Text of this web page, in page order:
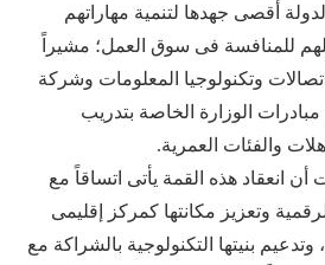
أقصى جهدها لتنمية مهاراتهم
للمنافسة فى سوق العمل؛ مشيراً
وتكنولوجيا المعلومات وشركة
الوزارة الخاصة بتدريب
والفئات العمرية.
انعقاد هذه القمة يأتى اتساقاً مع
وتعزيز مكانتها كمركز إقليمى
وتدعيم بنيتها التكنولوجية بالشراكة مع